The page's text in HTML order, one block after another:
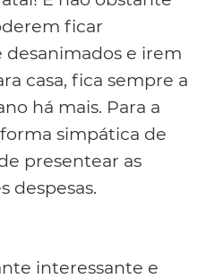
ficar
e irem
casa, fica sempre a
há mais. Para a
simpática de
presentear as
despesas.
interessante e